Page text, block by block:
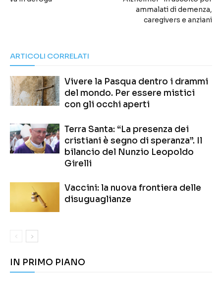
ammalati di demenza,
caregivers e anziani
ARTICOLI CORRELATI
Vivere la Pasqua dentro i drammi
del mondo. Per essere mistici
con gli occhi aperti
Terra Santa: “La presenza dei
cristiani è segno di speranza”. Il
bilancio del Nunzio Leopoldo
Girelli
Vaccini: la nuova frontiera delle
disuguaglianze
IN PRIMO PIANO